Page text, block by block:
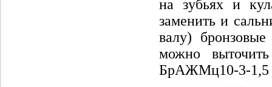
на зубьях и
заменить и
валу)
можно
БрАЖМц10-3-1,5